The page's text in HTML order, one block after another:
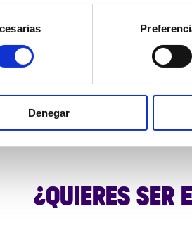
Denegar
durante
como
a nivel
¿QUIERES SER